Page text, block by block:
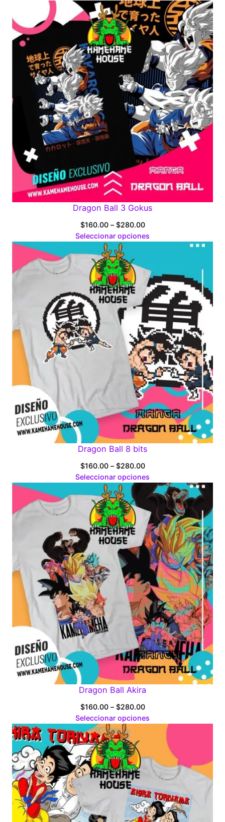
$160.00
through
$280.00
Dragon Ball 3 Gokus
$160.00 – $280.00Price
range:
$280.00
Seleccionar opciones
Dragon Ball 8 bits
$160.00 – $280.00Price
range:
$160.00
through
$280.00
Seleccionar opciones
Dragon Ball Akira
$160.00 – $280.00Price
range:
$160.00
through
$280.00
Seleccionar opciones